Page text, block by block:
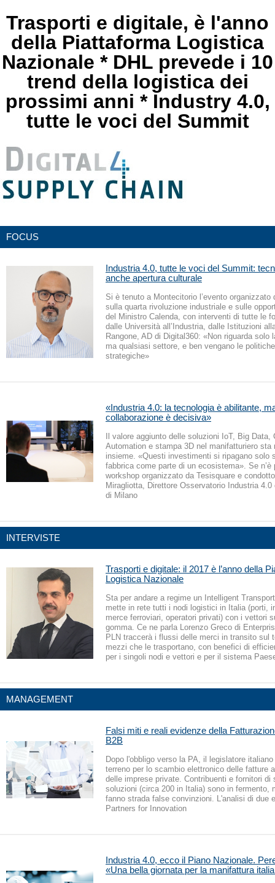
Trasporti e digitale, è l'anno
della Piattaforma Logistica
Nazionale * DHL prevede i 10
trend della logistica dei
prossimi anni * Industry 4.0,
tutte le voci del Summit
FOCUS
Industria 4.0, tutte le voci del Summit:
anche apertura culturale
Si è tenuto a Montecitorio l’evento organizzato
sulla quarta rivoluzione industriale e sulle
del Ministro Calenda, con interventi di tutte le
dalle Università all’Industria, dalle Istituzioni
Rangone, AD di Digital360: «Non riguarda solo
ma qualsiasi settore, e ben vengano le
strategiche»
«Industria 4.0: la tecnologia è abilitante,
collaborazione è decisiva»
Il valore aggiunto delle soluzioni IoT, Big Data,
Automation e stampa 3D nel manifatturiero sta
insieme. «Questi investimenti si ripagano solo
fabbrica come parte di un ecosistema». Se n’è
workshop organizzato da Tesisquare e
Miragliotta, Direttore Osservatorio Industria
di Milano
INTERVISTE
Trasporti e digitale: il 2017 è l’anno della
Logistica Nazionale
Sta per andare a regime un Intelligent
mette in rete tutti i nodi logistici in Italia (porti,
merce ferroviari, operatori privati) con i vettori
gomma. Ce ne parla Lorenzo Greco di
PLN traccerà i flussi delle merci in transito sul
mezzi che le trasportano, con benefici di
per i singoli nodi e vettori e per il sistema
MANAGEMENT
Falsi miti e reali evidenze della
B2B
Dopo l'obbligo verso la PA, il legislatore
terreno per lo scambio elettronico delle fatture
delle imprese private. Contribuenti e fornitori di
soluzioni (circa 200 in Italia) sono in fermento,
fanno strada false convinzioni. L'analisi di due
Partners for Innovation
Industria 4.0, ecco il Piano Nazionale.
«Una bella giornata per la manifattura